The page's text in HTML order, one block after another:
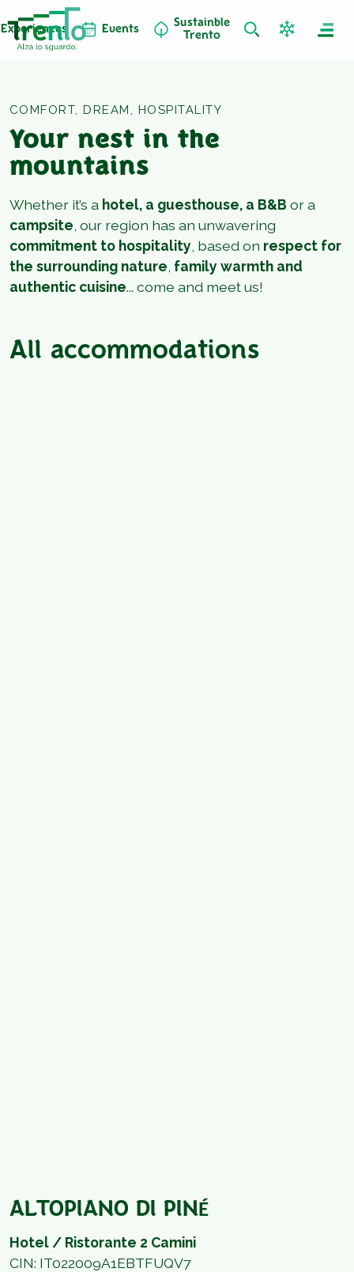
Experiences Events
Sustainble
Trento
COMFORT, DREAM, HOSPITALITY
Your nest in the
mountains
Whether it’s a hotel, a guesthouse, a B&B or a
campsite , our region has an unwavering
commitment to hospitality , based on respect for
the surrounding nature family warmth and
authentic cuisine... come and meet us!
All accommodations
ALTOPIANO DI PINÉ
Hotel / Ristorante 2 Camini
CIN: IT022009A1EBTFUQV7